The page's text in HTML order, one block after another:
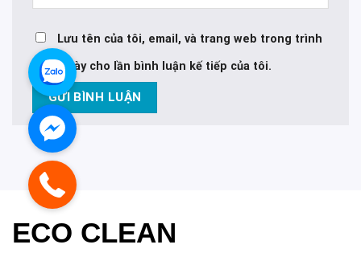
Lưu tên của tôi, email, và trang web trong trình
duyệt này cho lần bình luận kế tiếp của tôi.
ECO CLEAN